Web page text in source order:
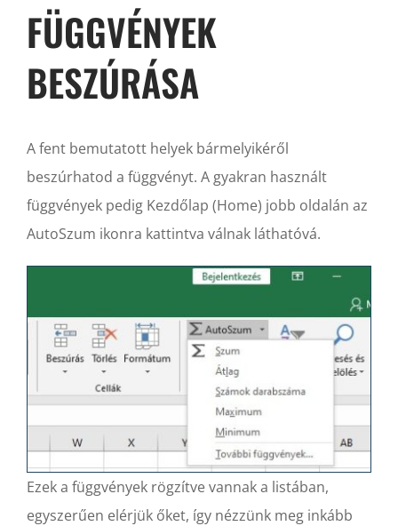
FÜGGVÉNYEK
BESZÚRÁSA
A fent bemutatott helyek bármelyikéről
beszúrhatod a függvényt. A gyakran használt
függvények pedig Kezdőlap (Home) jobb oldalán az
AutoSzum ikonra kattintva válnak láthatóvá.
Ezek a függvények rögzítve vannak a listában,
egyszerűen elérjük őket, így nézzünk meg inkább